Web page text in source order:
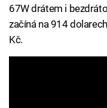
67W drátem i
začíná na 914
Kč.